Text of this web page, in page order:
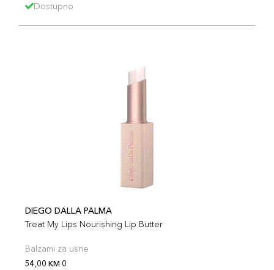
Dostupno
DIEGO DALLA PALMA
Treat My Lips Nourishing Lip Butter
Balzami za usne
54,00 KM 0